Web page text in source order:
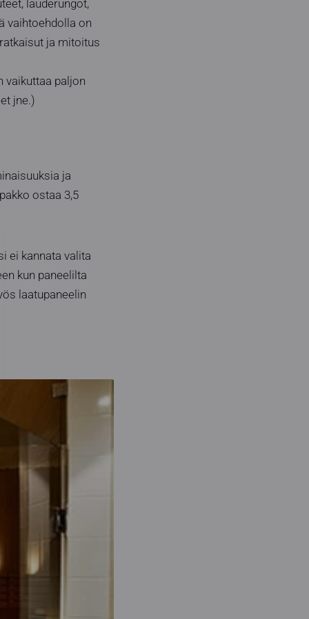
lauderungot,
vaihtoehdolla on
ja mitoitus
vaikuttaa paljon
jne.)
ja
ostaa 3,5
ei kannata valita
kun paneelilta
laatupaneelin